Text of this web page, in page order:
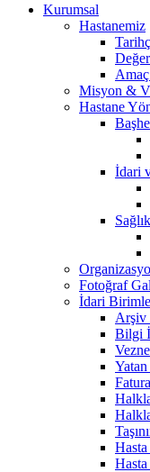
Kurumsal
Hastanemiz
Misyon &
Hastane
İdari
Fotoğraf
İdari
Arşiv
Bilgi
Vezne